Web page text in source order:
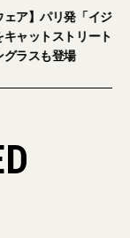
ゃれな大人のアイウ
が国内初の旗艦店を
プン。日本限定サング